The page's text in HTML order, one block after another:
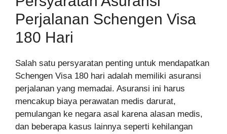
Perjalanan Schengen Visa
180 Hari
Salah satu persyaratan penting untuk mendapatkan
Schengen Visa 180 hari adalah memiliki asuransi
perjalanan yang memadai. Asuransi ini harus
mencakup biaya perawatan medis darurat,
pemulangan ke negara asal karena alasan medis,
dan beberapa kasus lainnya seperti kehilangan